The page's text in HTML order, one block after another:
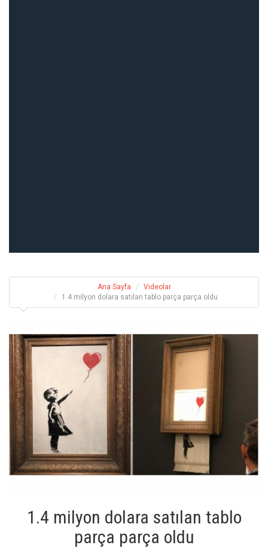
Ana Sayfa
Videolar
1.4 milyon dolara satılan tablo parça parça oldu
1.4 milyon dolara satılan tablo
parça parça oldu